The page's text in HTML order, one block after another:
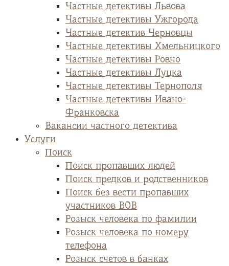
Частные детективы Львова
Частные детективы Ужгорода
Частные детектив Черновцы
Частные детективы Хмельницкого
Частные детективы Ровно
Частные детективы Луцка
Частные детективы Тернополя
Частные детективы Ивано-
Франковска
Вакансии частного детектива
Услуги
Поиск
Поиск пропавших людей
Поиск предков и родственников
Поиск без вести пропавших
участников ВОВ
Розыск человека по фамилии
Розыск человека по номеру
телефона
Розыск счетов в банках